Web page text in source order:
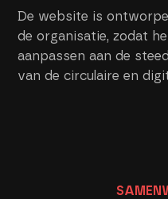
De website is
de organisatie, zodat
aanpassen aan de
van de circulaire en